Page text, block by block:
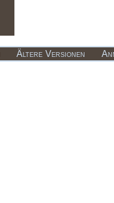
Ältere Versionen